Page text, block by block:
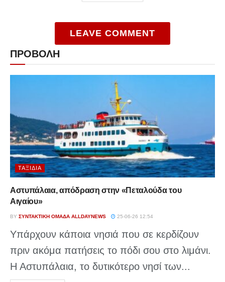
LEAVE COMMENT
ΠΡΟΒΟΛΗ
ΤΑΞΊΔΙΑ
Αστυπάλαια, απόδραση στην «Πεταλούδα του
Αιγαίου»
BY ΣΥΝΤΑΚΤΙΚΉ ΟΜΆΔΑ ALLDAYNEWS 25-06-26 12:54
Υπάρχουν κάποια νησιά που σε κερδίζουν
πριν ακόμα πατήσεις το πόδι σου στο λιμάνι.
Η Αστυπάλαια, το δυτικότερο νησί των...